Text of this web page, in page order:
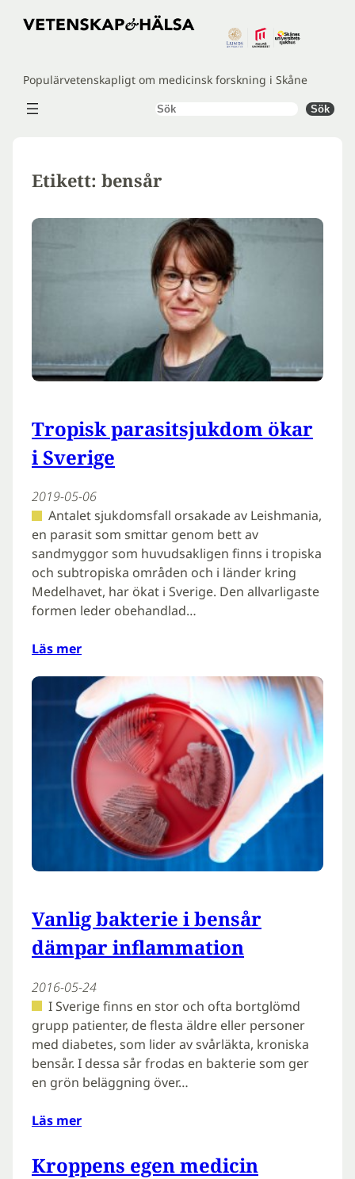
Hoppa
Populärvetenskapligt om medicinsk forskning i Skåne
Sök Sök
Etikett: bensår
Tropisk parasitsjukdom ökar
i Sverige
2019-05-06
Antalet sjukdomsfall orsakade av Leishmania,
en parasit som smittar genom bett av
sandmyggor som huvudsakligen finns i tropiska
och subtropiska områden och i länder kring
Medelhavet, har ökat i Sverige. Den allvarligaste
formen leder obehandlad…
Läs mer
Vanlig bakterie i bensår
dämpar inflammation
2016-05-24
I Sverige finns en stor och ofta bortglömd
grupp patienter, de flesta äldre eller personer
med diabetes, som lider av svårläkta, kroniska
bensår. I dessa sår frodas en bakterie som ger
en grön beläggning över…
Läs mer
Kroppens egen medicin